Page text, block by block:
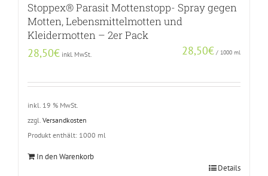
Stoppex® Parasit Mottenstopp- Spray gegen
Motten, Lebensmittelmotten und
Kleidermotten – 2er Pack
28,50€ inkl. MwSt. 28,50€ / 1000 ml
inkl. 19 % MwSt.
zzgl. Versandkosten
Produkt enthält: 1000 ml
In den Warenkorb
Details